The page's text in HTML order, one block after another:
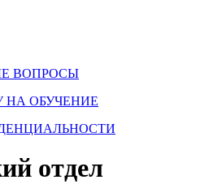
ВОПРОСЫ
НА ОБУЧЕНИЕ
отдел